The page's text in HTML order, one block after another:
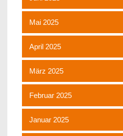
Mai 2025
April 2025
März 2025
Februar 2025
Januar 2025